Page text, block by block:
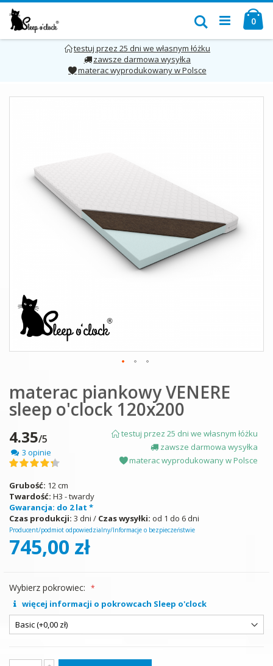
testuj przez 25 dni we własnym łóżku
zawsze darmowa wysyłka
materac wyprodukowany w Polsce
Przejdź
do
treści
0
Szukaj
materac piankowy VENERE
sleep o'clock 120x200
4.35/5
3 opinie
Ocena:
testuj przez 25 dni we własnym łóżku
zawsze darmowa wysyłka
materac wyprodukowany w Polsce
Grubość: 12 cm
Twardość: H3 - twardy
Gwarancja: do 2 lat *
Czas produkcji: 3 dni / Czas wysyłki: od 1 do 6 dni
Producent/podmiot odpowiedzialny/Informacje o bezpieczeństwie
745,00 zł
Wybierz pokrowiec:
więcej informacji o pokrowcach Sleep o'clock
images
gallery
to
the
beginning
the
images
gallery